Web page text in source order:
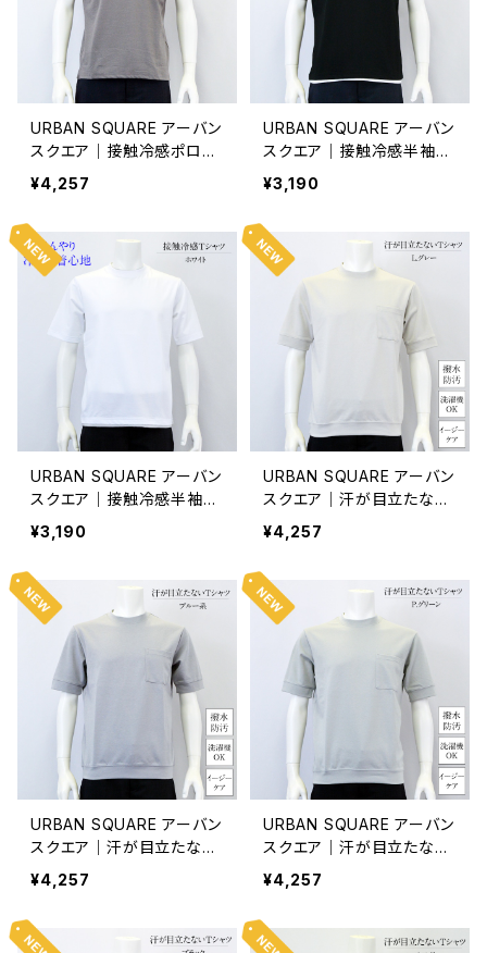
URBAN SQUARE アーバン
スクエア｜接触冷感ポロシ
ャツ｜遮熱冷感 洗濯機OK
イージーケア オンオフ着用
¥4,257
URBAN SQUARE アーバン
スクエア｜接触冷感半袖T
シャツ｜オンオフ着用 メン
ズ 55303 ブラック
¥3,190
URBAN SQUARE アーバン
スクエア｜接触冷感半袖T
シャツ｜オンオフ着用 メン
ズ 55303 ホワイト
¥3,190
URBAN SQUARE アーバン
スクエア｜汗が目立たない
Tシャツ｜撥水・防汚 洗濯
機OK イージーケア オンオ
ー
¥4,257
URBAN SQUARE アーバン
スクエア｜汗が目立たない
Tシャツ｜撥水・防汚 洗濯
機OK イージーケア オンオ
ー系
¥4,257
URBAN SQUARE アーバン
スクエア｜汗が目立たない
Tシャツ｜撥水・防汚 洗濯
機OK イージーケア オンオ
リーン
¥4,257